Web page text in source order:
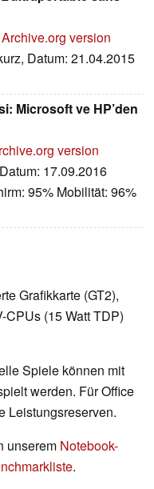
Archive.org version
Datum: 21.04.2015
Microsoft ve HP’den
version
17.09.2016
95% Mobilität: 96%
Grafikkarte (GT2),
(15 Watt TDP)
Spiele können mit
werden. Für Office
Leistungsreserven.
unserem Notebook-
.